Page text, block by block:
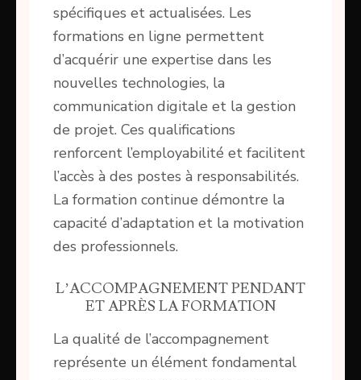
spécifiques et actualisées. Les
formations en ligne permettent
d’acquérir une expertise dans les
nouvelles technologies, la
communication digitale et la gestion
de projet. Ces qualifications
renforcent l’employabilité et facilitent
l’accès à des postes à responsabilités.
La formation continue démontre la
capacité d’adaptation et la motivation
des professionnels.
L’ACCOMPAGNEMENT PENDANT
ET APRÈS LA FORMATION
La qualité de l’accompagnement
représente un élément fondamental